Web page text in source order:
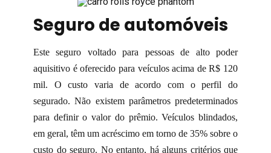
Seguro de automóveis
Este seguro voltado para pessoas de alto poder
aquisitivo é oferecido para veículos acima de R$ 120
mil. O custo varia de acordo com o perfil do
segurado. Não existem parâmetros predeterminados
para definir o valor do prêmio. Veículos blindados,
em geral, têm um acréscimo em torno de 35% sobre o
custo do seguro. No entanto, há alguns critérios que